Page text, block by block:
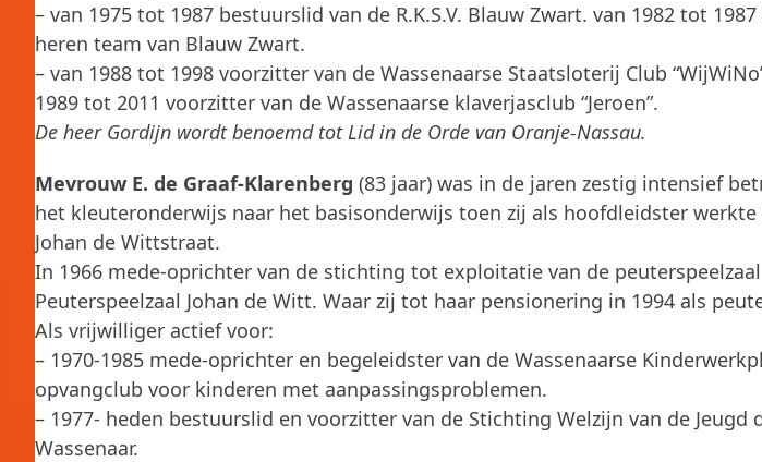
– van 1975 tot 1987 bestuurslid van de R.K.S.V. Blauw Zwart. van 1982 tot
heren team van Blauw Zwart.
– van 1988 tot 1998 voorzitter van de Wassenaarse Staatsloterij Club
1989 tot 2011 voorzitter van de Wassenaarse klaverjasclub “Jeroen”.
De heer Gordijn wordt benoemd tot Lid in de Orde van Oranje-Nassau.
Mevrouw E. de Graaf-Klarenberg (83 jaar) was in de jaren zestig intensief
het kleuteronderwijs naar het basisonderwijs toen zij als hoofdleidster
Johan de Wittstraat.
In 1966 mede-oprichter van de stichting tot exploitatie van de
Peuterspeelzaal Johan de Witt. Waar zij tot haar pensionering in 1994 als
Als vrijwilliger actief voor:
– 1970-1985 mede-oprichter en begeleidster van de Wassenaarse
opvangclub voor kinderen met aanpassingsproblemen.
– 1977- heden bestuurslid en voorzitter van de Stichting Welzijn van de Jeugd
Wassenaar.